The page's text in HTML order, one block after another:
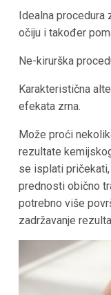
Idealna procedura
očiju i također
Ne-kirurška
Karakteristična
efekata zrna.
Može proći
rezultate
se isplati pričekati,
prednosti obično
potrebno više
zadržavanje